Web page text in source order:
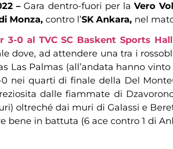
– Gara dentro-fuori per laVero
Monza, contro l’SK Ankara, nel
3-0 al TVC SC Baskent Sports
dove, ad attendere una tra i
Las Palmas (all’andata hanno
nei quarti di finale della Del
dalle fiammate di
oltreché dai muri di Galassi e
bene in battuta (6 ace contro 1 di